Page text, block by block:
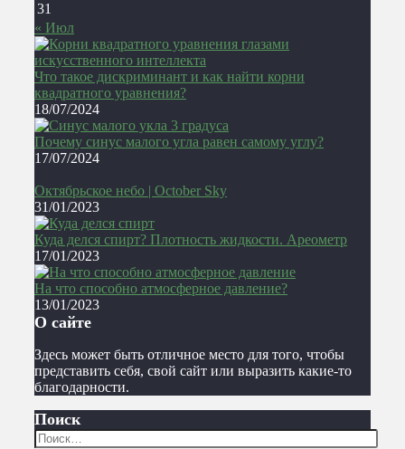
31
« Июл
Что такое дискриминант и как найти корни
квадратного уравнения?
18/07/2024
Почему синус малого угла равен самому углу?
17/07/2024
Октябрьское небо | October Sky
31/01/2023
Куда делся спирт? Плотность жидкости. Ареометр
17/01/2023
На что способно атмосферное давление?
13/01/2023
О сайте
Здесь может быть отличное место для того, чтобы
представить себя, свой сайт или выразить какие-то
благодарности.
Поиск